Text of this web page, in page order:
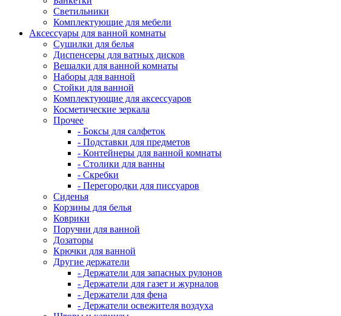
Светильники
Комплектующие для мебели
Аксессуары для ванной комнаты
Сушилки для белья
Диспенсеры для ватных дисков
Вешалки для ванной комнаты
Наборы для ванной
Стойки для ванной
Комплектующие для аксессуаров
Косметические зеркала
Прочее
- Боксы для салфеток
- Подставки для предметов
- Контейнеры для ванной комнаты
- Столики для ванны
- Скребки
- Перегородки для писсуаров
Сиденья
Корзины для белья
Коврики
Поручни для ванной
Дозаторы
Крючки для ванной
Другие держатели
- Держатели для запасных рулонов
- Держатели для газет и журналов
- Держатели для фена
- Держатели освежителя воздуха